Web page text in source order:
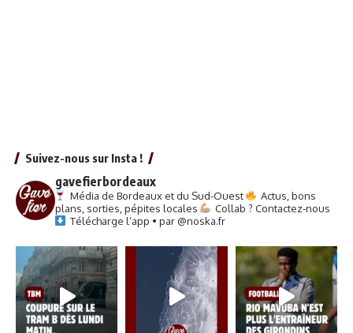
Suivez-nous sur Insta !
gavefierbordeaux
Média de Bordeaux et du Sud-Ouest
Actus, bons
plans, sorties, pépites locales
Collab ? Contactez-nous
Télécharge l’app • par @noska.fr